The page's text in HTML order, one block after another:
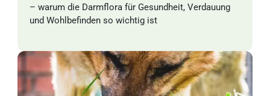
– warum die Darmflora für Gesundheit, Verdauung
und Wohlbefinden so wichtig ist